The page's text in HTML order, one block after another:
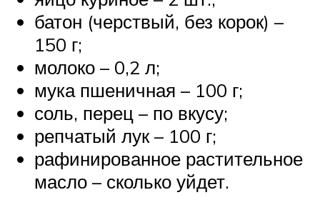
батон (черствый, без корок) –
150 г;
молоко – 0,2 л;
мука пшеничная – 100 г;
соль, перец – по вкусу;
репчатый лук – 100 г;
рафинированное растительное
масло – сколько уйдет.